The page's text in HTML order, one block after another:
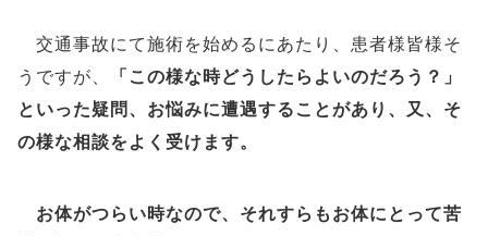
交通事故にて施術を始めるにあたり、患者様皆様そ
うですが、
「この様な時どうしたらよいのだろう？」
といった疑問、お悩みに遭遇することがあり、又、そ
の様な相談をよく受けます。
お体がつらい時なので、それすらもお体にとって苦